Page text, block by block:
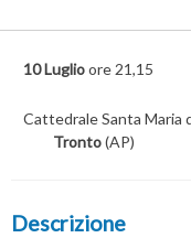
10 Luglioore 21,15
Cattedrale Santa Maria
Tronto(AP)
Descrizione